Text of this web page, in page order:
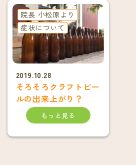
院長 小松原より
症状について
2019.10.28
そろそろクラフトビー
ルの出来上がり？
もっと見る